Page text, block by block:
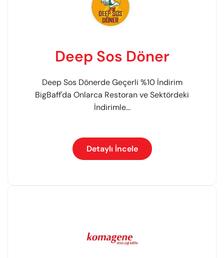
Deep Sos Döner
Deep Sos Dönerde Geçerli %10 İndirim
BigBaff'da Onlarca Restoran ve Sektördeki
İndirimle...
Detaylı İncele